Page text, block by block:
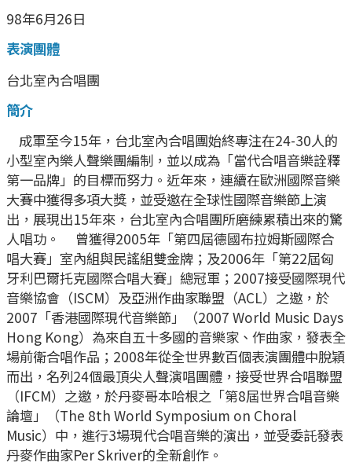
98年6月26日
表演團體
台北室內合唱團
簡介
成軍至今15年，台北室內合唱團始終專注在24-30人的
小型室內樂人聲樂團編制，並以成為「當代合唱音樂詮釋
第一品牌」的目標而努力。近年來，連續在歐洲國際音樂
大賽中獲得多項大獎，並受邀在全球性國際音樂節上演
出，展現出15年來，台北室內合唱團所磨練累積出來的驚
人唱功。 曾獲得2005年「第四屆德國布拉姆斯國際合
唱大賽」室內組與民謠組雙金牌；及2006年「第22屆匈
牙利巴爾托克國際合唱大賽」總冠軍；2007接受國際現代
音樂協會（ISCM）及亞洲作曲家聯盟（ACL）之邀，於
2007「香港國際現代音樂節」（2007 World Music Days
Hong Kong）為來自五十多國的音樂家、作曲家，發表全
場前衛合唱作品；2008年從全世界數百個表演團體中脫穎
而出，名列24個最頂尖人聲演唱團體，接受世界合唱聯盟
（IFCM）之邀，於丹麥哥本哈根之「第8屆世界合唱音樂
論壇」（The 8th World Symposium on Choral
Music）中，進行3場現代合唱音樂的演出，並受委託發表
丹麥作曲家Per Skriver的全新創作。